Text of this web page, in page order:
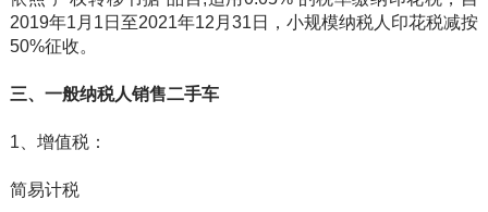
2019年1月1日至2021年12月31日，小规模纳税人印花税减按
50%征收。
三、一般纳税人销售二手车
1、增值税：
简易计税